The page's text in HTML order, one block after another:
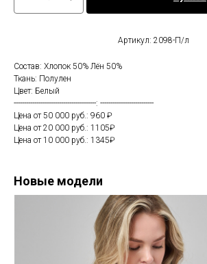
Артикул: 2098-П/л
Состав: Хлопок 50% Лён 50%
Ткань: Полулен
Цвет: Белый
----------------------------------------: --------------------------
Цена от 50 000 руб.: 960 ₽
Цена от 20 000 руб.: 1105₽
Цена от 10 000 руб.: 1345₽
Новые модели